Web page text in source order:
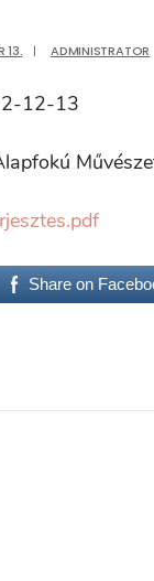
13. | ADMINISTRATOR
12-13
Share on